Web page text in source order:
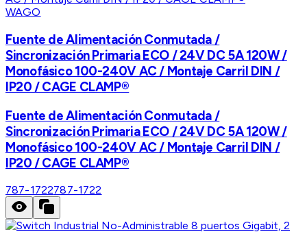
WAGO
Fuente de Alimentación Conmutada /
Sincronización Primaria ECO / 24V DC 5A 120W /
Monofásico 100-240V AC / Montaje Carril DIN /
IP20 / CAGE CLAMP®
Fuente de Alimentación Conmutada /
Sincronización Primaria ECO / 24V DC 5A 120W /
Monofásico 100-240V AC / Montaje Carril DIN /
IP20 / CAGE CLAMP®
787-1722787-1722